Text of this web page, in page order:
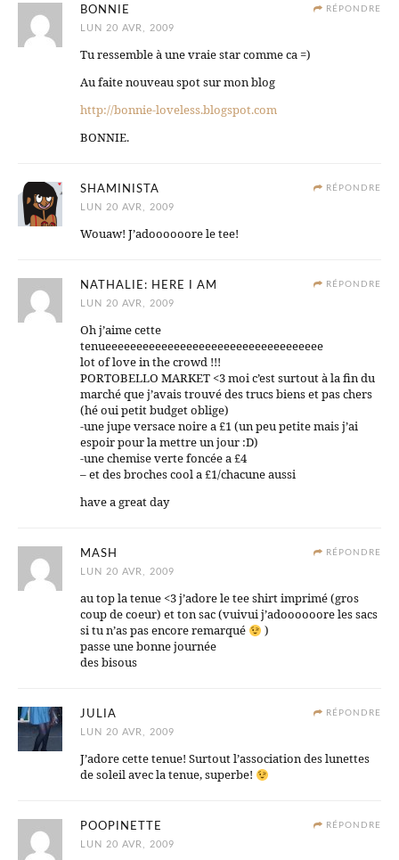
RÉPONDRE
BONNIE
LUN 20 AVR, 2009
Tu ressemble à une vraie star comme ca =)
Au faite nouveau spot sur mon blog
http://bonnie-loveless.blogspot.com
BONNIE.
RÉPONDRE
SHAMINISTA
LUN 20 AVR, 2009
Wouaw! J’adoooooore le tee!
RÉPONDRE
NATHALIE: HERE I AM
LUN 20 AVR, 2009
Oh j’aime cette
tenueeeeeeeeeeeeeeeeeeeeeeeeeeeeeeeeeee
lot of love in the crowd !!!
PORTOBELLO MARKET <3 moi c’est surtout à la fin du
marché que j’avais trouvé des trucs biens et pas chers
(hé oui petit budget oblige)
-une jupe versace noire a £1 (un peu petite mais j’ai
espoir pour la mettre un jour :D)
-une chemise verte foncée a £4
– et des broches cool a £1/chacune aussi
have a great day
RÉPONDRE
MASH
LUN 20 AVR, 2009
au top la tenue <3 j’adore le tee shirt imprimé (gros
coup de coeur) et ton sac (vuivui j’adoooooore les sacs
si tu n’as pas encore remarqué
)
passe une bonne journée
des bisous
RÉPONDRE
JULIA
LUN 20 AVR, 2009
J’adore cette tenue! Surtout l’association des lunettes
de soleil avec la tenue, superbe!
RÉPONDRE
POOPINETTE
LUN 20 AVR, 2009